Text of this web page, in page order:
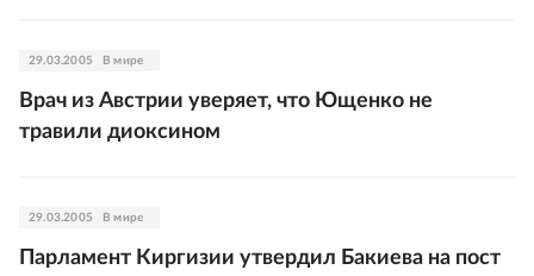
29.03.2005 В мире
Врач из Австрии уверяет, что Ющенко не
травили диоксином
29.03.2005 В мире
Парламент Киргизии утвердил Бакиева на пост